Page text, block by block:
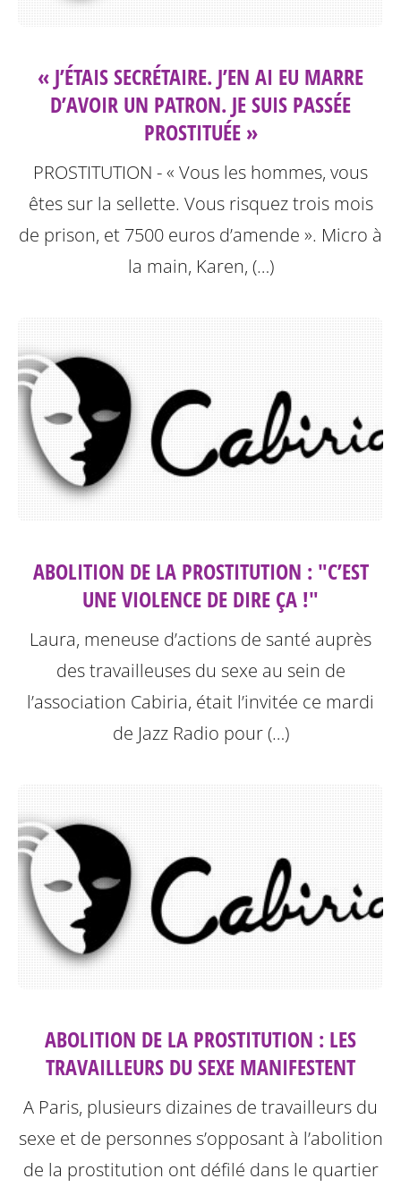
« J’ÉTAIS SECRÉTAIRE. J’EN AI EU MARRE
D’AVOIR UN PATRON. JE SUIS PASSÉE
PROSTITUÉE »
PROSTITUTION - « Vous les hommes, vous
êtes sur la sellette. Vous risquez trois mois
de prison, et 7500 euros d’amende ». Micro à
la main, Karen, (…)
ABOLITION DE LA PROSTITUTION : "C’EST
UNE VIOLENCE DE DIRE ÇA !"
Laura, meneuse d’actions de santé auprès
des travailleuses du sexe au sein de
l’association Cabiria, était l’invitée ce mardi
de Jazz Radio pour (…)
ABOLITION DE LA PROSTITUTION : LES
TRAVAILLEURS DU SEXE MANIFESTENT
A Paris, plusieurs dizaines de travailleurs du
sexe et de personnes s’opposant à l’abolition
de la prostitution ont défilé dans le quartier